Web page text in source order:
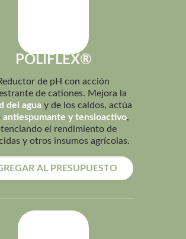
POLIFLEX®
de pH con acción
de cationes. Mejora la
del agua y de los caldos, actúa
antiespumante y tensioactivo,
el rendimiento de
y otros insumos agrícolas.
AL PRESUPUESTO